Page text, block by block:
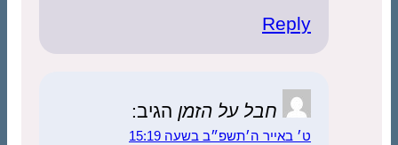
Reply
חבל על הזמן הגיב:
ט׳ באייר ה׳תשפ״ב בשעה 15:19